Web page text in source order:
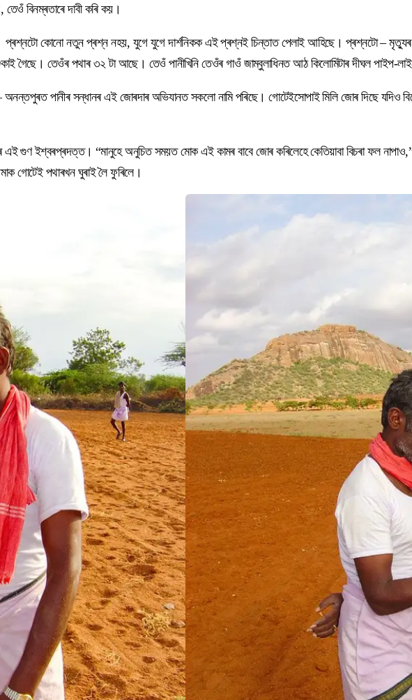
বিনম্ৰতাৰে দাবী কৰি কয়।
কোনো নতুন প্ৰশ্ন নহয়, যুগে যুগে দাৰ্শনিকক এই প্ৰশ্নই চিন্তাত পেলাই আহিছে। প্ৰশ্নটো –
গৈছে। তেওঁৰ পথাৰ ৩২ টা আছে। তেওঁ পানীখিনি তেওঁৰ গাওঁ জাম্বুলাধিনত আঠ কিলোমিটাৰ দীঘল পাইপ-
পানীৰ সন্ধানৰ এই জোৰদাৰ অভিযানত সকলো নামি পৰিছে। গোটেইসোপাই মিলি জোৰ দিছে যদিও
গুণ ইশ্বৰপ্ৰদত্ত। “মানুহে অনুচিত সময়ত মোক এই কামৰ বাবে জোৰ কৰিলেহে কেতিয়াবা বিচৰা ফল
গোটেই পথাৰখন ঘুৰাই লৈ ফুৰিলে।